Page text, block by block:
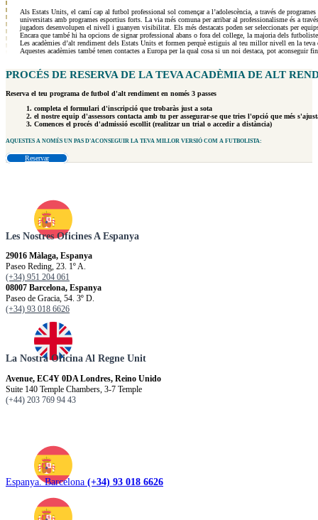
Als Estats Units, el camí cap al futbol professional sol començar a l’adolescència, a través de
universitats amb programes esportius forts. La via més comuna per arribar al professionalisme és a
jugadors desenvolupen el nivell i guanyen visibilitat. Els més destacats poden ser seleccionats per
Encara que també hi ha opcions de signar professional abans o fora del college, la majoria dels
Les acadèmies d’alt rendiment dels Estats Units et formen perquè estiguis al teu millor nivell en la
Aquestes acadèmies també tenen contactes a Europa per la qual cosa si un noi destaca, pot
PROCÉS DE RESERVA DE LA TEVA ACADÈMIA DE ALT
Reserva el teu programa de futbol d'alt rendiment en només 3 passes
completa el formulari d'inscripció que trobaràs just a sota
el nostre equip d'assessors contacta amb tu per assegurar-se que tries l'opció que més
Comences el procés d'admissió escollit (realitzar un trial o accedir a distància)
AQUESTES A NOMÉS UN PAS D'ACONSEGUIR LA TEVA MILLOR VERSIÓ COM A FUTBOLISTA:
Reservar
Les Nostres Oficines A Espanya
29016 Màlaga, Espanya
Paseo Reding, 23. 1º A.
(+34) 951 204 061
08007 Barcelona, Espanya
Paseo de Gracia, 54. 3º D.
(+34) 93 018 6626
La Nostra Oficina Al Regne Unit
Avenue, EC4Y 0DA Londres, Reino Unido
Suite 140 Temple Chambers, 3-7 Temple
(+44) 203 769 94 43
Espanya. Barcelona (+34) 93 018 6626